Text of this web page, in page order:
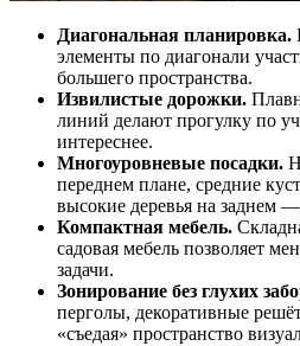
Диагональная планировка.
элементы по диагонали
большего пространства.
Извилистые дорожки.
линий делают прогулку по
интереснее.
Многоуровневые посадки.
переднем плане, средние
высокие деревья на заднем
Компактная мебель.
садовая мебель позволяет
задачи.
Зонирование без глухих
перголы, декоративные
«съедая» пространство